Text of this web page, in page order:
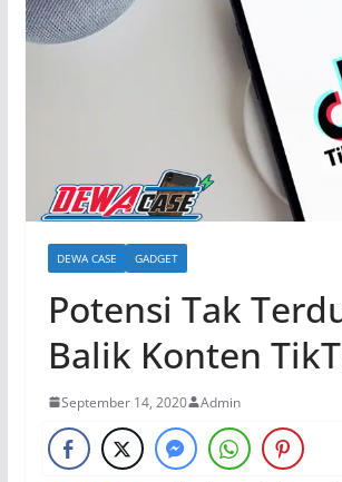
DEWA CASE GADGET
Potensi Tak
Balik Konten
September 14, 2020 Admin